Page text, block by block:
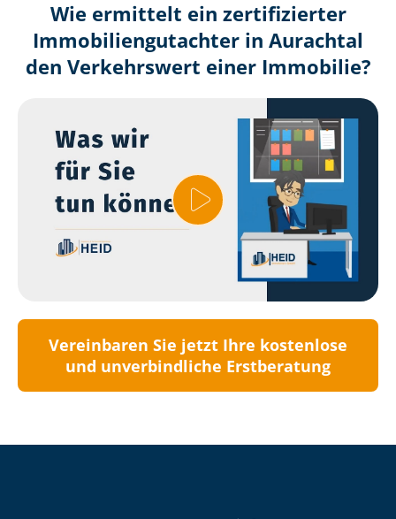
Wie ermittelt ein zertifizierter
Immobilien­gutachter in Aurachtal
den Verkehrswert einer Immobilie?
Vereinbaren Sie jetzt Ihre kostenlose
und unverbindliche Erstberatung